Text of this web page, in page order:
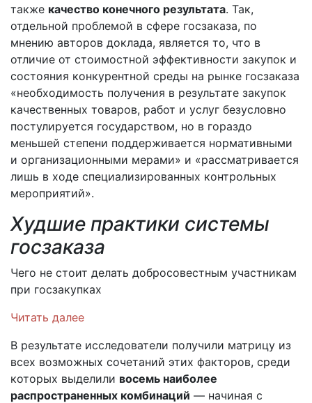
также качество конечного результата. Так,
отдельной проблемой в сфере госзаказа, по
мнению авторов доклада, является то, что в
отличие от стоимостной эффективности закупок и
состояния конкурентной среды на рынке госзаказа
«необходимость получения в результате закупок
качественных товаров, работ и услуг безусловно
постулируется государством, но в гораздо
меньшей степени поддерживается нормативными
и организационными мерами» и «рассматривается
лишь в ходе специализированных контрольных
мероприятий».
Худшие практики системы
госзаказа
Чего не стоит делать добросовестным участникам
при госзакупках
Читать далее
В результате исследователи получили матрицу из
всех возможных сочетаний этих факторов, среди
которых выделили восемь наиболее
распространенных комбинаций — начиная с